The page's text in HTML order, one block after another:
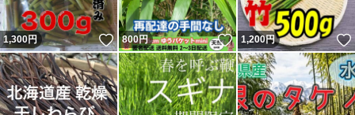
1,300円 いいね！
800円 いいね！
1,200円